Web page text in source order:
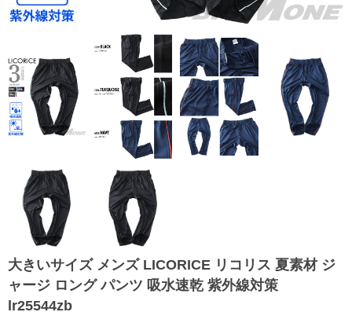
大きいサイズ メンズ LICORICE リコリス 夏素材 ジ
ャージ ロング パンツ 吸水速乾 紫外線対策
lr25544zb